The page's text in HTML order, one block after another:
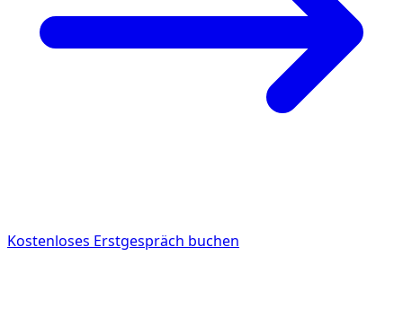
Kostenloses Erstgespräch buchen